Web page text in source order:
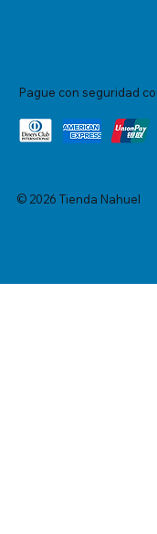
Pague con seguridad
© 2026 Tienda Nahuel